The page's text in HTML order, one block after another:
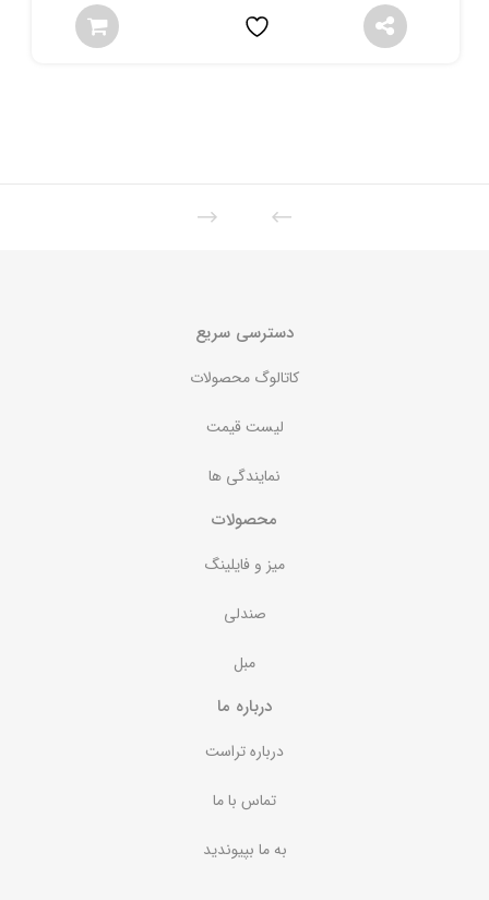
دسترسی سریع
کاتالوگ محصولات
لیست قیمت
نمایندگی ها
محصولات
میز و فایلینگ
صندلی
مبل
درباره ما
درباره تراست
تماس با ما
به ما بپیوندید